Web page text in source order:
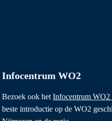
Infocentrum WO2
Bezoek ook hetInfocentrum WO2
beste introductie op de WO2